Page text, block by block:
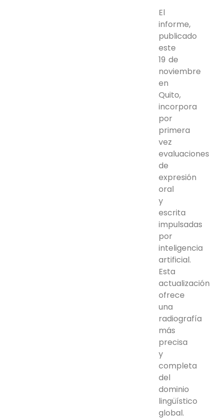
El
informe,
publicado
este
19 de
noviembre
en
Quito,
incorpora
por
primera
vez
evaluaciones
de
expresión
oral
y
escrita
impulsadas
por
inteligencia
artificial.
Esta
actualización
ofrece
una
radiografía
más
precisa
y
completa
del
dominio
lingüístico
global.